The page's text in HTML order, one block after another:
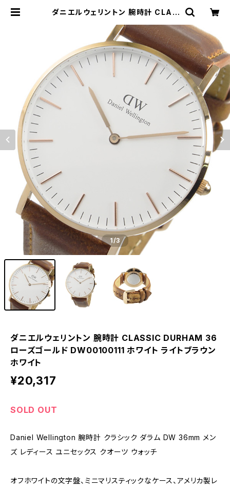
ダニエルウェリントン 腕時計 CLAS
DW00100111 ホワイト ライトブラ
ウン ホワイト | empirewatch
1/3
ダニエルウェリントン 腕時計 CLASSIC DURHAM 36
ローズゴールド DW00100111 ホワイト ライトブラウン
ホワイト
¥20,317
SOLD OUT
Daniel Wellington 腕時計 クラシック ダラム DW 36mm メン
ズ レディース ユニセックス クオーツ ウォッチ
オフホワイトの文字盤、ミニマリスティックなケース、アメリカ製レ